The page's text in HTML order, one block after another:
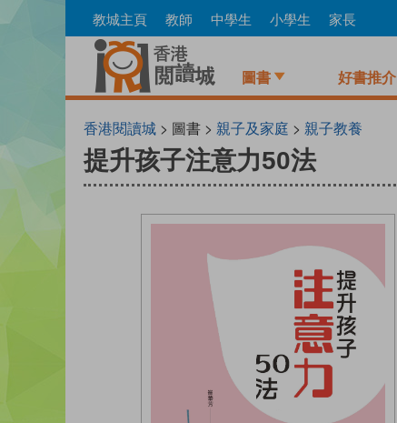
to
教城主頁 教師 中學生 小學生 家長
圖書 好書推介
香港閱讀城 > 圖書 > 親子及家庭 > 親子教養
提升孩子注意力50法